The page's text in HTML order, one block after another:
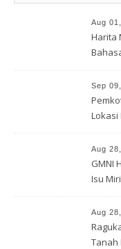
Aug
Harita
Sep
Lokasi
Aug
GMNI
Isu
Lahan
Aug
Tanah